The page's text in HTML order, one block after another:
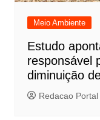
Meio Ambiente
Estudo
responsável
diminuição
Redacao